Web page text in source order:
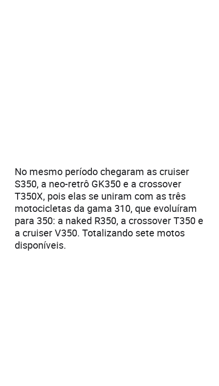
No mesmo período chegaram as cruiser
S350, a neo-retrô GK350 e a crossover
T350X, pois elas se uniram com as três
motocicletas da gama 310, que evoluíram
para 350: a naked R350, a crossover T350 e
a cruiser V350. Totalizando sete motos
disponíveis.